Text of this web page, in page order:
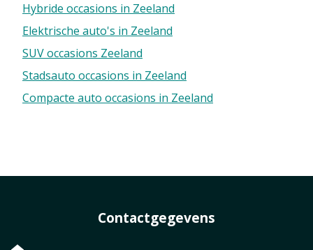
Hybride occasions in Zeeland
Elektrische auto's in Zeeland
SUV occasions Zeeland
Stadsauto occasions in Zeeland
Compacte auto occasions in Zeeland
Contactgegevens